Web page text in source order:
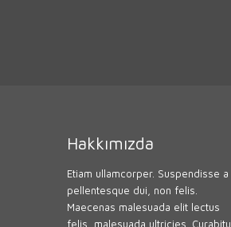
Hakkımızda
Etiam ullamcorper. Suspendisse a
pellentesque dui, non felis.
Maecenas malesuada elit lectus
felis, malesuada ultricies.